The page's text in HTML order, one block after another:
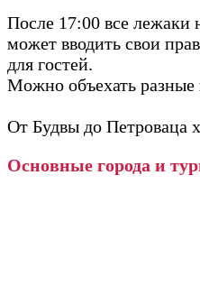
После 17:00 все
может вводить свои
для гостей.
Можно объехать
От Будвы до Петроваца
Основные города и